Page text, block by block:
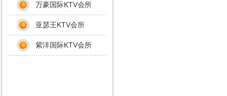
万豪国际KTV会所
亚瑟王KTV会所
紫沣国际KTV会所